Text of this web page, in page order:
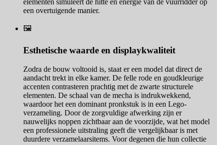
elementen simuleert de hitte en energie van de vuurridder op
een overtuigende manier.
🖼️
Esthetische waarde en displaykwaliteit
Zodra de bouw voltooid is, staat er een model dat direct de
aandacht trekt in elke kamer. De felle rode en goudkleurige
accenten contrasteren prachtig met de zwarte structurele
elementen. De schaal van de mecha is indrukwekkend,
waardoor het een dominant pronkstuk is in een Lego-
verzameling. Door de zorgvuldige afwerking zijn er
nauwelijks noppen zichtbaar aan de voorzijde, wat het model
een professionele uitstraling geeft die vergelijkbaar is met
duurdere verzamelaarsitems. Voor degenen die hun collectie